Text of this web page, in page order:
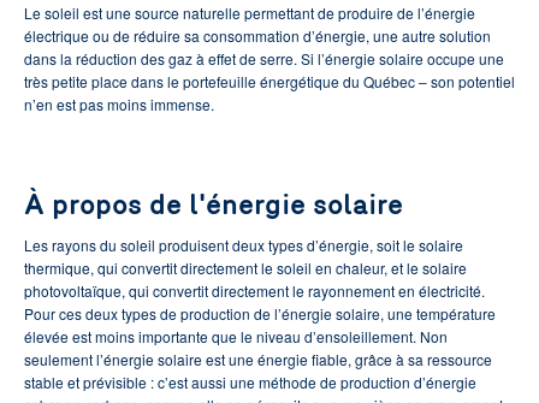
Le soleil est une source naturelle permettant de produire de l’énergie
électrique ou de réduire sa consommation d’énergie, une autre solution
dans la réduction des gaz à effet de serre. Si l’énergie solaire occupe une
très petite place dans le portefeuille énergétique du Québec – son potentiel
n’en est pas moins immense.
À propos de l'énergie solaire
Les rayons du soleil produisent deux types d’énergie, soit le solaire
thermique, qui convertit directement le soleil en chaleur, et le solaire
photovoltaïque, qui convertit directement le rayonnement en électricité.
Pour ces deux types de production de l’énergie solaire, une température
élevée est moins importante que le niveau d’ensoleillement. Non
seulement l’énergie solaire est une énergie fiable, grâce à sa ressource
stable et prévisible : c’est aussi une méthode de production d’énergie